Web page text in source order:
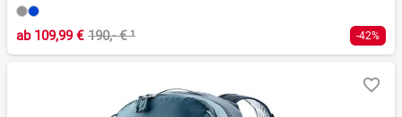
ab109,99 € 190,- €¹ -42%